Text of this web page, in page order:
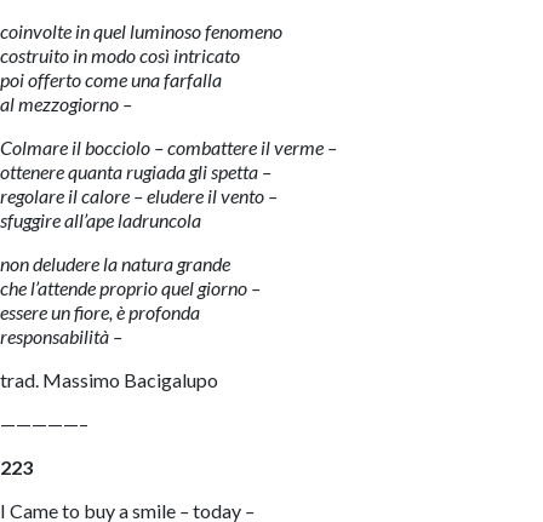
coinvolte in quel luminoso fenomeno
costruito in modo così intricato
poi offerto come una farfalla
al mezzogiorno –
Colmare il bocciolo – combattere il verme –
ottenere quanta rugiada gli spetta –
regolare il calore – eludere il vento –
sfuggire all’ape ladruncola
non deludere la natura grande
che l’attende proprio quel giorno –
essere un fiore, è profonda
responsabilità –
trad. Massimo Bacigalupo
—————–
223
I Came to buy a smile –today –